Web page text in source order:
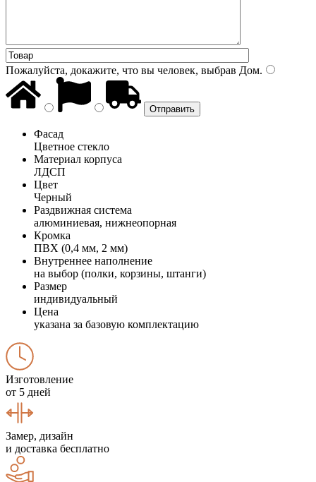
Пожалуйста, докажите, что вы человек, выбрав Дом.
Фасад
Цветное стекло
Материал корпуса
ЛДСП
Цвет
Черный
Раздвижная система
алюминиевая, нижнеопорная
Кромка
ПВХ (0,4 мм, 2 мм)
Внутреннее наполнение
на выбор (полки, корзины, штанги)
Размер
индивидуальный
Цена
указана за базовую комплектацию
Изготовление
от 5 дней
Замер, дизайн
и доставка бесплатно